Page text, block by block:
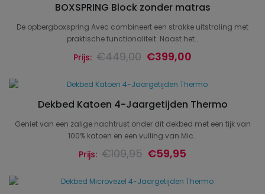
BOXSPRING Block zonder matras
De opbergboxspring Avec combineert een strakke uitstraling met
praktische functionaliteit. Naast het..
Prijs: €449,00 €399,00
Dekbed Katoen 4-Jaargetijden Thermo
Geniet van een zalige nachtrust onder dit dekbed met een tijk van
100% katoen en een vulling van Mic..
Prijs: €109,95 €59,95